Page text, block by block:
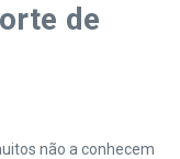
de
não a conhecem